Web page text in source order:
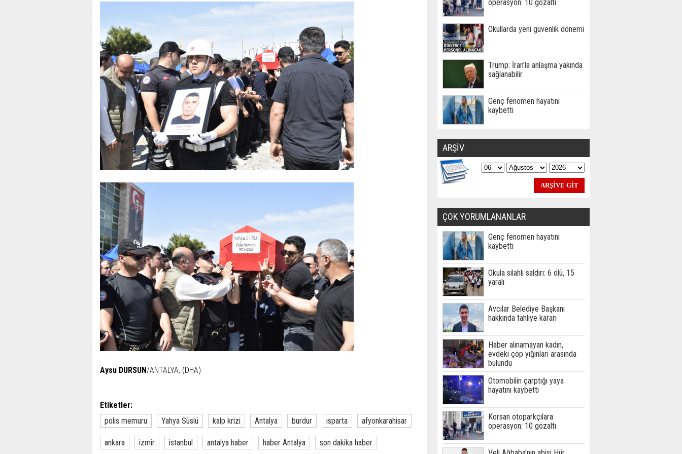
Aysu DURSUN/ANTALYA, (DHA)
Etiketler:
polis memuru
Yahya Süslü kalp krizi Antalya burdur ısparta afyonkarahisar
ankara izmir istanbul antalya haber haber Antalya son dakika haber
operasyon: 10 gözaltı
Okullarda yeni güvenlik dönemi
Trump: İran'la anlaşma yakında
sağlanabilir
Genç fenomen hayatını
kaybetti
ARŞİV
ÇOK YORUMLANANLAR
Genç fenomen hayatını
kaybetti
Okula silahlı saldırı: 6 ölü, 15
yaralı
Avcılar Belediye Başkanı
hakkında tahliye kararı
Haber alınamayan kadın,
evdeki çöp yığınları arasında
bulundu
Otomobilin çarptığı yaya
hayatını kaybetti
Korsan otoparkçılara
operasyon: 10 gözaltı